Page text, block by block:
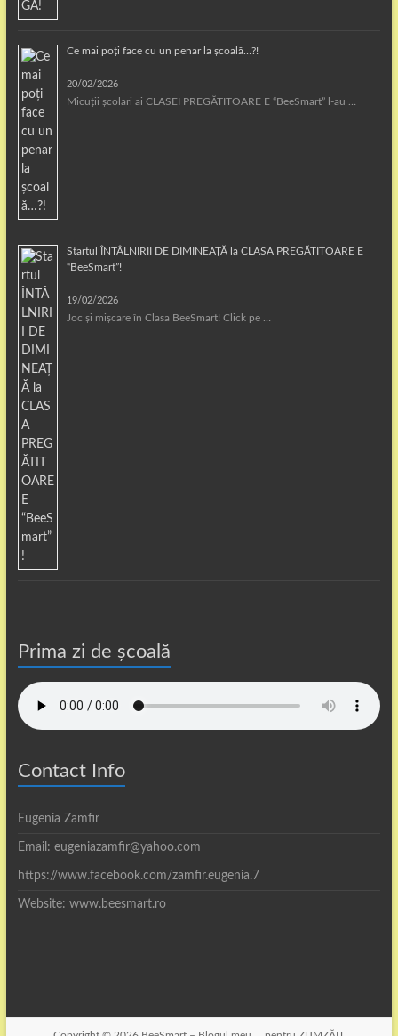
Ce mai poți face cu un penar la școală…?!
20/02/2026
Micuții școlari ai CLASEI PREGĂTITOARE E “BeeSmart” l-au …
Startul ÎNTÂLNIRII DE DIMINEAȚĂ la CLASA PREGĂTITOARE E
“BeeSmart”!
19/02/2026
Joc și mișcare în Clasa BeeSmart! Click pe …
Prima zi de școală
Contact Info
Eugenia Zamfir
Email: eugeniazamfir@yahoo.com
https://www.facebook.com/zamfir.eugenia.7
Website: www.beesmart.ro